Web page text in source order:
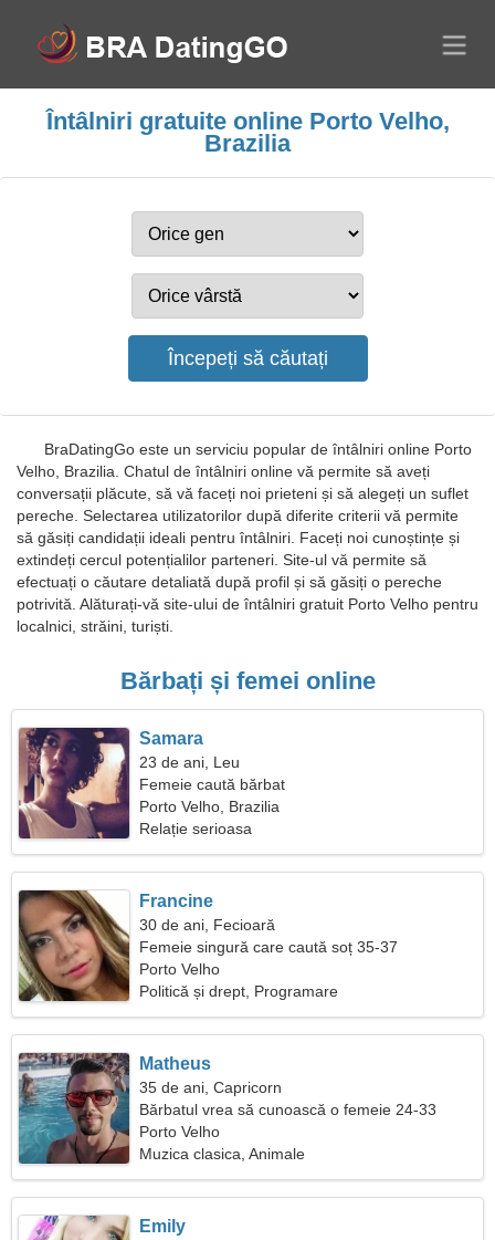
Întâlniri gratuite online Porto Velho,
Brazilia
BraDatingGo este un serviciu popular de întâlniri online Porto
Velho, Brazilia. Chatul de întâlniri online vă permite să aveți
conversații plăcute, să vă faceți noi prieteni și să alegeți un suflet
pereche. Selectarea utilizatorilor după diferite criterii vă permite
să găsiți candidații ideali pentru întâlniri. Faceți noi cunoștințe și
extindeți cercul potențialilor parteneri. Site-ul vă permite să
efectuați o căutare detaliată după profil și să găsiți o pereche
potrivită. Alăturați-vă site-ului de întâlniri gratuit Porto Velho pentru
localnici, străini, turiști.
Bărbați și femei online
Samara
23 de ani, Leu
Femeie caută bărbat
Porto Velho, Brazilia
Relație serioasa
Francine
30 de ani, Fecioară
Femeie singură care caută soț 35-37
Porto Velho
Politică și drept, Programare
Matheus
35 de ani, Capricorn
Bărbatul vrea să cunoască o femeie 24-33
Porto Velho
Muzica clasica, Animale
Emily